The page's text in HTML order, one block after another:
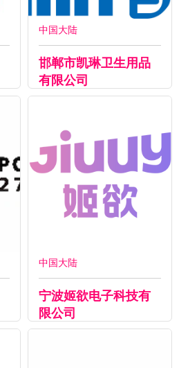
中国大陆
邯郸市凯琳卫生用品
有限公司
中国大陆
宁波姬欲电子科技有
限公司